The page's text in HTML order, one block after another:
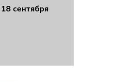
18 сентября